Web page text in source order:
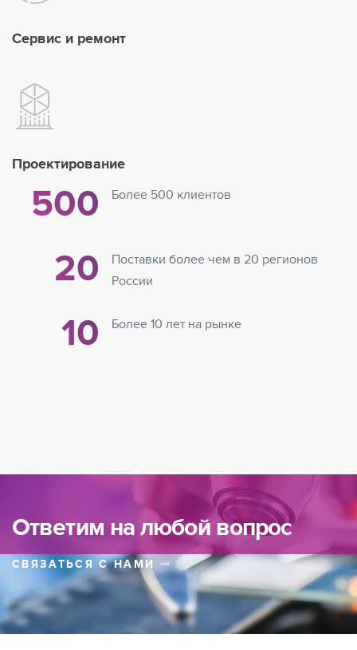
Сервис и ремонт
Проектирование
500 Более 500 клиентов
20
Поставки более чем в 20 регионов
России
10 Более 10 лет на рынке
Ответим на любой вопрос
СВЯЗАТЬСЯ С НАМИ